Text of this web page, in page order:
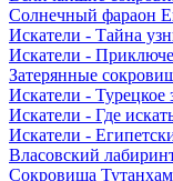
Солнечный фараон
Искатели - Тайна
Искатели -
Затерянные
Искатели - Турецкое
Искатели - Где
Искатели -
Власовский
Сокровища